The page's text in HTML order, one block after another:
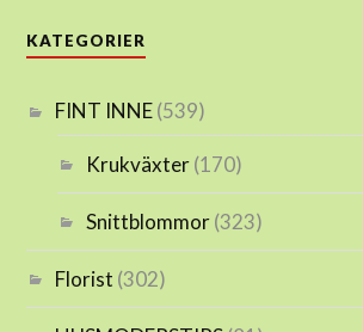
KATEGORIER
FINT INNE(539)
Krukväxter(170)
Snittblommor(323)
Florist (302)